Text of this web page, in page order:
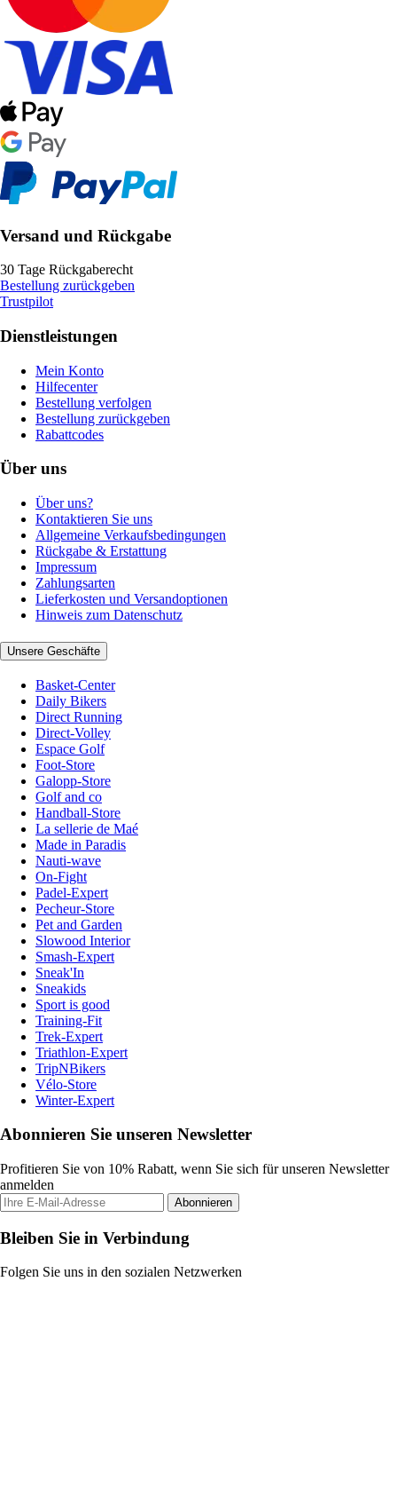
Versand und Rückgabe
30 Tage Rückgaberecht
Bestellung zurückgeben
Trustpilot
Dienstleistungen
Mein Konto
Hilfecenter
Bestellung verfolgen
Bestellung zurückgeben
Rabattcodes
Über uns
Über uns?
Kontaktieren Sie uns
Allgemeine Verkaufsbedingungen
Rückgabe & Erstattung
Impressum
Zahlungsarten
Lieferkosten und Versandoptionen
Hinweis zum Datenschutz
Unsere Geschäfte
Basket-Center
Daily Bikers
Direct Running
Direct-Volley
Espace Golf
Foot-Store
Galopp-Store
Golf and co
Handball-Store
La sellerie de Maé
Made in Paradis
Nauti-wave
On-Fight
Padel-Expert
Pecheur-Store
Pet and Garden
Slowood Interior
Smash-Expert
Sneak'In
Sneakids
Sport is good
Training-Fit
Trek-Expert
Triathlon-Expert
TripNBikers
Vélo-Store
Winter-Expert
Abonnieren Sie unseren Newsletter
Profitieren Sie von 10% Rabatt, wenn Sie sich für unseren Newsletter
anmelden
Abonnieren
Bleiben Sie in Verbindung
Folgen Sie uns in den sozialen Netzwerken